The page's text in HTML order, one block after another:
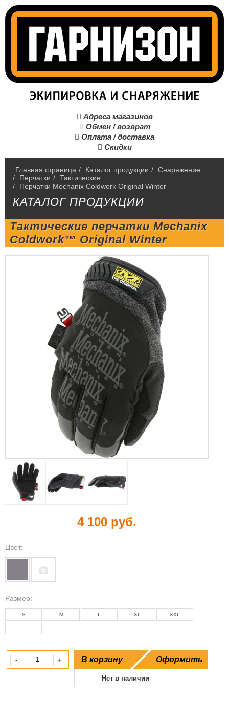
 Адреса магазинов
 Обмен / возврат
 Оплата / доставка
 Скидки
Главная страница / Каталог продукции / Снаряжение
/
Перчатки / Тактические
/
Перчатки Mechanix Coldwork Original Winter
КАТАЛОГ ПРОДУКЦИИ
Тактические перчатки Mechanix
Coldwork™ Original Winter
4 100 руб.
Цвет:
Размeр:
S M L XL XXL
-
- + В корзину Оформить
Нет в наличии